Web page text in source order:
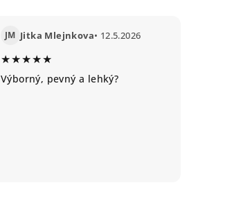
JM Jitka Mlejnkova• 12.5.2026
★★★★★
Výborný, pevný a lehký?